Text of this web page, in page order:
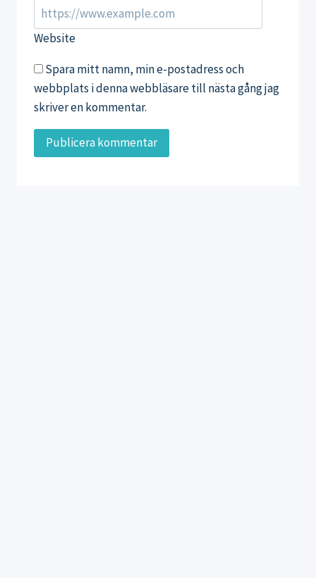
Website
Spara mitt namn, min e-postadress och
webbplats i denna webbläsare till nästa gång jag
skriver en kommentar.